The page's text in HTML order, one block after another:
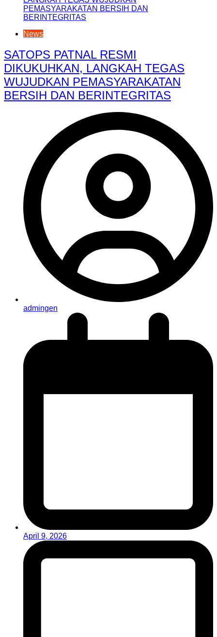
News
SATOPS PATNAL RESMI
DIKUKUHKAN, LANGKAH TEGAS
WUJUDKAN PEMASYARAKATAN
BERSIH DAN BERINTEGRITAS
admingen
April 9, 2026